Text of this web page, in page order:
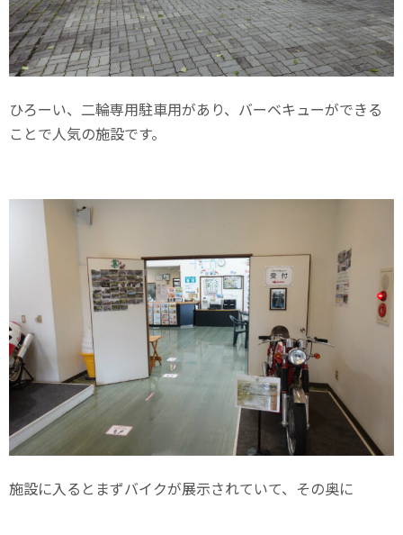
ひろーい、二輪専用駐車用があり、バーベキューができる
ことで人気の施設です。
施設に入るとまずバイクが展示されていて、その奥に